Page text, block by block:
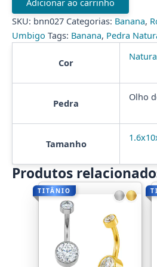
quantidade
SKU: bnn027 Categorias: Banana,
Umbigo Tags: Banana, Pedra
Cor
Pedra
Olho
Tamanho
Produtos
TITÂNIO